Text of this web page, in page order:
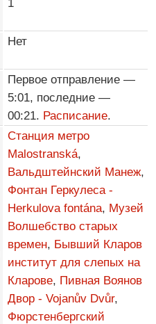
1
Нет
Первое отправление —
5:01, последние —
00:21. Расписание.
Станция метро
Malostranská,
Вальдштейнский Манеж,
Фонтан Геркулеса -
Herkulova fontána, Музей
Волшебство старых
времен, Бывший Кларов
институт для слепых на
Кларове, Пивная Воянов
Двор - Vojanův Dvůr,
Фюрстенбергский